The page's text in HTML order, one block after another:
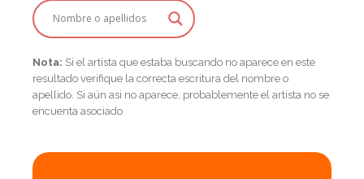
Nota: Si el artista que estaba buscando no aparece en este
resultado verifique la correcta escritura del nombre o
apellido. Si aún asi no aparece, probablemente el artista no se
encuenta asociado